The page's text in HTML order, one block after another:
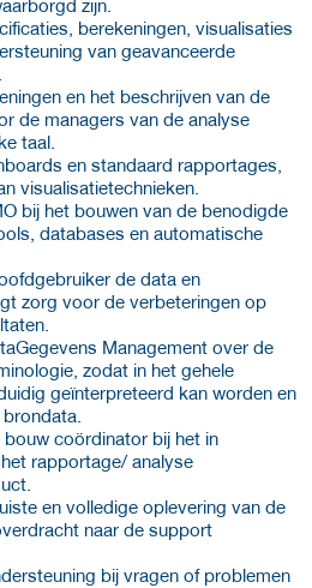
zijn.
berekeningen, visualisaties
van geavanceerde
en het beschrijven van de
de managers van de analyse
taal.
en standaard rapportages,
visualisatietechnieken.
bij het bouwen van de benodigde
databases en automatische
de data en
zorg voor de verbeteringen op
Management over de
zodat in het gehele
geïnterpreteerd kan worden en
coördinator bij het in
rapportage/ analyse
en volledige oplevering van de
naar de support
bij vragen of problemen